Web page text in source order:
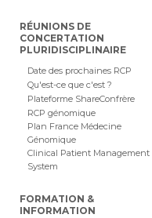
RÉUNIONS DE
CONCERTATION
PLURIDISCIPLINAIRE
Date des prochaines RCP
Qu'est-ce que c'est ?
Plateforme ShareConfrère
RCP génomique
Plan France Médecine
Génomique
Clinical Patient Management
System
FORMATION &
INFORMATION